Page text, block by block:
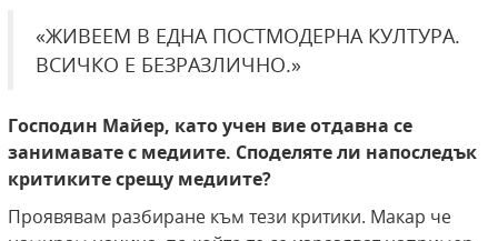
«ЖИВЕЕМ В ЕДНА ПОСТМОДЕРНА КУЛТУРА.
ВСИЧКО Е БЕЗРАЗЛИЧНО.»
Господин Майер, като учен вие отдавна се
занимавате с медиите. Споделяте ли напоследък
критиките срещу медиите?
Проявявам разбиране към тези критики. Макар че